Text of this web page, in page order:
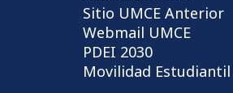
Sitio UMCE Anterior
Webmail UMCE
PDEI 2030
Movilidad Estudiantil